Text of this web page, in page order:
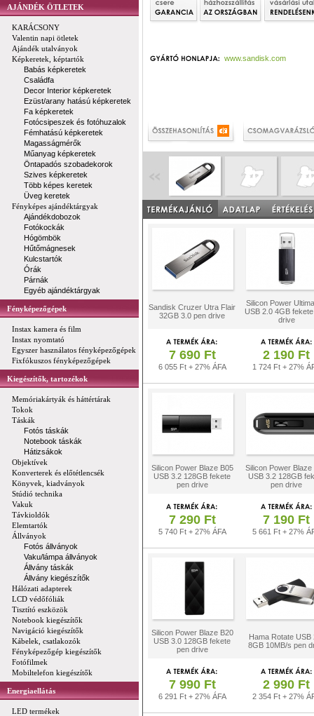
AJÁNDÉK ÖTLETEK
KARÁCSONY
Valentin napi ötletek
Ajándék utalványok
Képkeretek, képtartók
Babás képkeretek
Családfa
Decor Interior képkeretek
Ezüst/arany hatású képkeretek
Fa képkeretek
Fotócsipeszek és fotóhuzalok
Fémhatású képkeretek
Magasságmérők
Műanyag képkeretek
Öntapadós szobadekorok
Szives képkeretek
Több képes keretek
Üveg keretek
Fényképes ajándéktárgyak
Ajándékdobozok
Fotókockák
Hógömbök
Hűtőmágnesek
Kulcstartók
Órák
Párnák
Egyéb ajándéktárgyak
Fényképezőgépek
Instax kamera és film
Instax nyomtató
Egyszer használatos fényképezőgépek
Fixfókuszos fényképezőgépek
Kiegészítők, tartozékok
Memóriakártyák és háttértárak
Tokok
Táskák
Fotós táskák
Notebook táskák
Hátizsákok
Objektívek
Konverterek és előtétlencsék
Könyvek, kiadványok
Stúdió technika
Vakuk
Távkioldók
Elemtartók
Állványok
Fotós állványok
Vaku/lámpa állványok
Állvány táskák
Állvány kiegészítők
Hálózati adapterek
LCD védőfóliák
Tisztító eszközök
Notebook kiegészítők
Navigáció kiegészítők
Kábelek, csatlakozók
Fényképezőgép kiegészítők
Fotófilmek
Mobiltelefon kiegészítők
Energiaellátás
LED termékek
www.sandisk.com
Sandisk Cruzer Utra Flair
32GB 3.0 pen drive
Silicon Power
USB 2.0 4GB
drive
7 690 Ft
6 055 Ft + 27% ÁFA
2 190 Ft
1 724 Ft + 27%
Silicon Power Blaze B05
USB 3.2 128GB fekete
pen drive
Silicon Power Blaze
USB 3.2 128GB
pen drive
7 290 Ft
5 740 Ft + 27% ÁFA
7 190 Ft
5 661 Ft + 27%
Silicon Power Blaze B20
USB 3.0 128GB fekete
pen drive
Hama Rotate USB
8GB 10MB/s pen
7 990 Ft
6 291 Ft + 27% ÁFA
2 990 Ft
2 354 Ft + 27%